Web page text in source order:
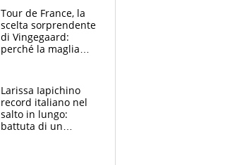
compagni
Tour de France, la
scelta sorprendente
di Vingegaard:
perché la maglia
rischio da evitare
Larissa Iapichino
record italiano nel
salto in lungo:
battuta di un